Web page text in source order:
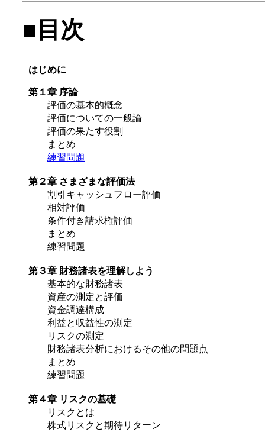
■目次
はじめに
第１章 序論
評価の基本的概念
評価についての一般論
評価の果たす役割
まとめ
練習問題
第２章 さまざまな評価法
割引キャッシュフロー評価
相対評価
条件付き請求権評価
まとめ
練習問題
第３章 財務諸表を理解しよう
基本的な財務諸表
資産の測定と評価
資金調達構成
利益と収益性の測定
リスクの測定
財務諸表分析におけるその他の問題点
まとめ
練習問題
第４章 リスクの基礎
リスクとは
株式リスクと期待リターン